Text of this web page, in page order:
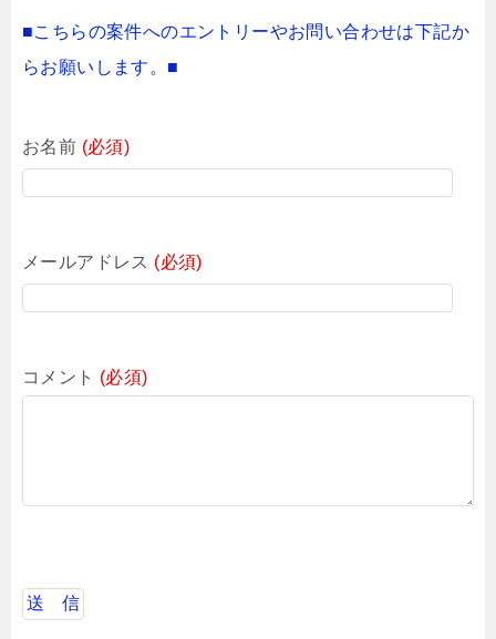
■こちらの案件へのエントリーやお問い合わせは下記か
らお願いします。■
お名前 (必須)
メールアドレス (必須)
コメント (必須)